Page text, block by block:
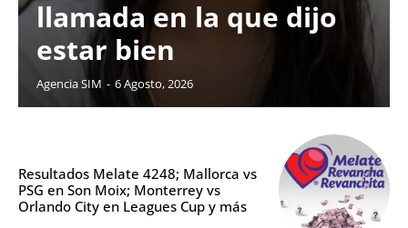
llamada en la que dijo
estar bien
Agencia SIM - 6 Agosto, 2026
Resultados Melate 4248; Mallorca vs
PSG en Son Moix; Monterrey vs
Orlando City en Leagues Cup y más